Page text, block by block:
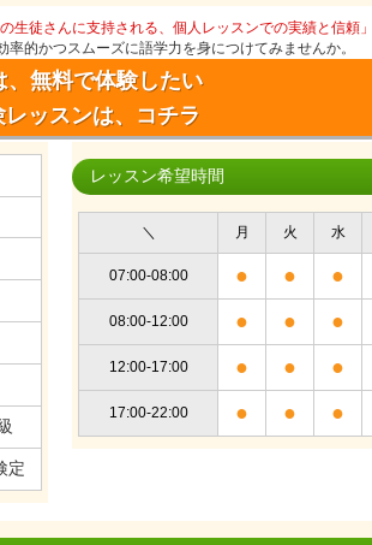
生徒さんに支持される、個人レッスンでの実績と信頼」
的かつスムーズに語学力を身につけてみませんか。
、無料で体験したい
ッスンは、コチラ
定
レッスン希望時間
＼ 月 火 水
07:00-08:00 ● ● ●
08:00-12:00 ● ● ●
12:00-17:00 ● ● ●
17:00-22:00 ● ● ●